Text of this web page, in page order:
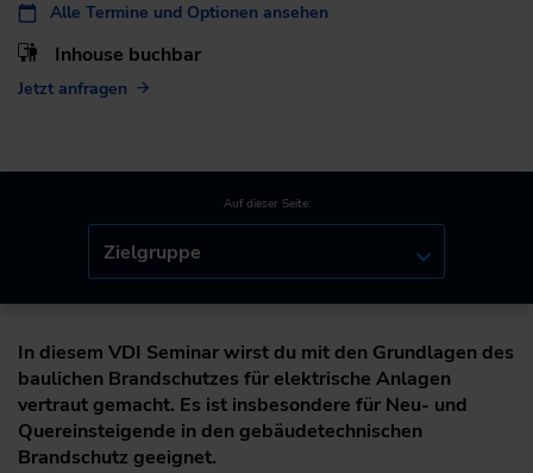
Alle Termine und Optionen ansehen
Inhouse buchbar
Jetzt anfragen
Auf dieser Seite:
Zielgruppe
In diesem VDI Seminar wirst du mit den Grundlagen des
baulichen Brandschutzes für elektrische Anlagen
vertraut gemacht. Es ist insbesondere für Neu- und
Quereinsteigende in den gebäudetechnischen
Brandschutz geeignet.